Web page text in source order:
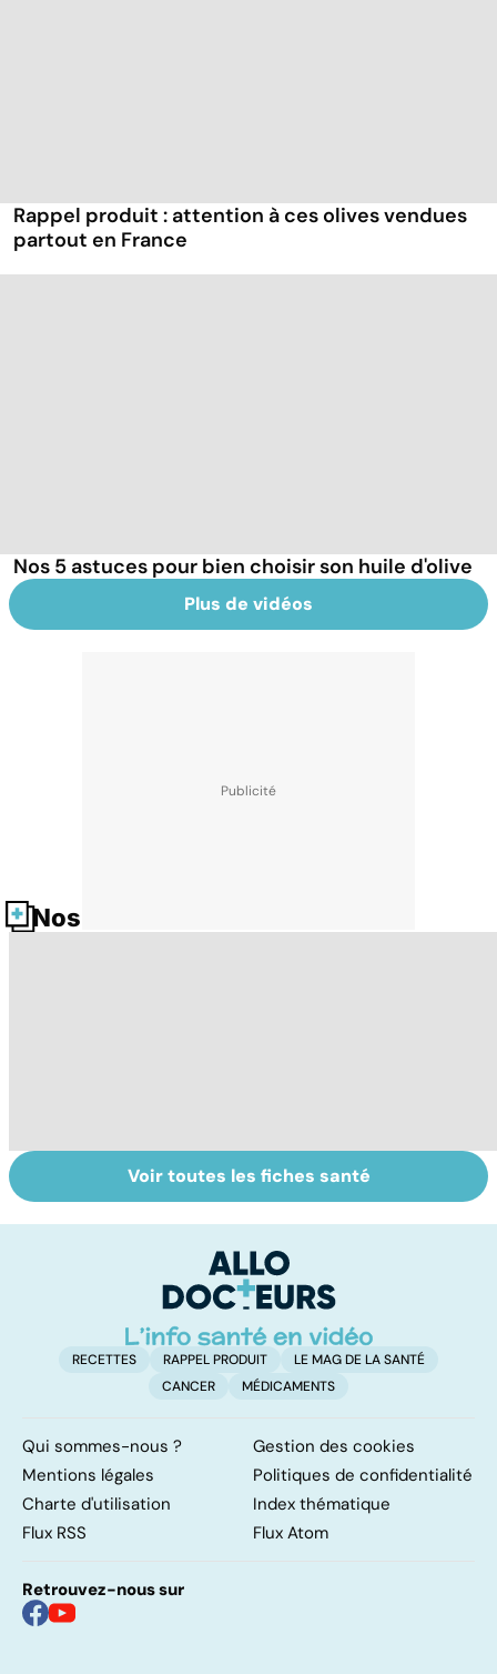
Rappel produit : attention à ces olives vendues
partout en France
Nos 5 astuces pour bien choisir son huile d'olive
Plus de vidéos
Nos fiches santé
Grand froid : nos
conseils
Perturbateurs
endocriniens :
notre santé
Voir toutes les fiches santé
RECETTES RAPPEL PRODUIT
LE MAG DE LA SANTÉ
CANCER
MÉDICAMENTS
Qui sommes-nous ?
Gestion des cookies
Mentions légales
Politiques de confidentialité
Charte d'utilisation
Index thématique
Flux RSS
Flux Atom
Retrouvez-nous sur